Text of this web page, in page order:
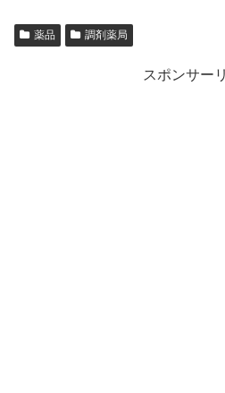
薬品 調剤薬局
スポンサー